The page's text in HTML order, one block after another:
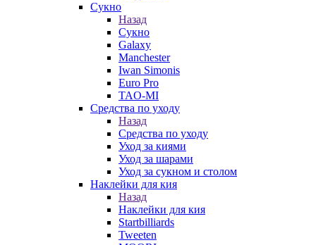
Сукно
Назад
Сукно
Galaxy
Manchester
Iwan Simonis
Euro Pro
TAO-MI
Средства по уходу
Назад
Средства по уходу
Уход за киями
Уход за шарами
Уход за сукном и столом
Наклейки для кия
Назад
Наклейки для кия
Startbilliards
Tweeten